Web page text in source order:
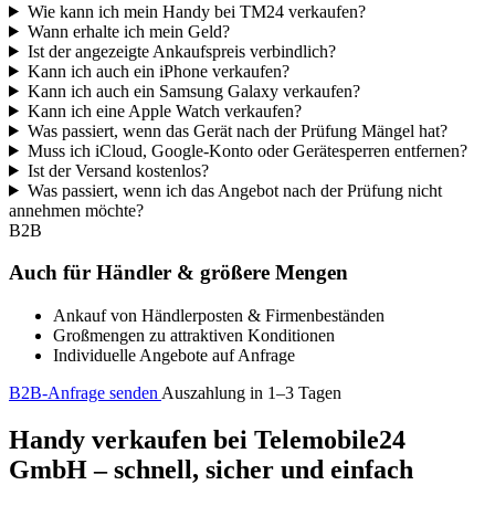
Wie kann ich mein Handy bei TM24 verkaufen?
Wann erhalte ich mein Geld?
Ist der angezeigte Ankaufspreis verbindlich?
Kann ich auch ein iPhone verkaufen?
Kann ich auch ein Samsung Galaxy verkaufen?
Kann ich eine Apple Watch verkaufen?
Was passiert, wenn das Gerät nach der Prüfung Mängel hat?
Muss ich iCloud, Google-Konto oder Gerätesperren entfernen?
Ist der Versand kostenlos?
Was passiert, wenn ich das Angebot nach der Prüfung nicht
annehmen möchte?
B2B
Auch für Händler & größere Mengen
Ankauf von Händlerposten & Firmenbeständen
Großmengen zu attraktiven Konditionen
Individuelle Angebote auf Anfrage
B2B-Anfrage senden Auszahlung in 1–3 Tagen
Handy verkaufen bei Telemobile24
GmbH – schnell, sicher und einfach